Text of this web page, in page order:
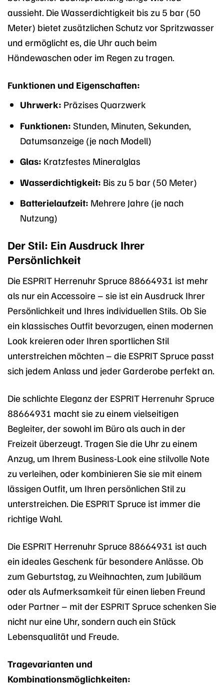
aussieht. Die Wasserdichtigkeit bis zu 5 bar (50
Meter) bietet zusätzlichen Schutz vor Spritzwasser
und ermöglicht es, die Uhr auch beim
Händewaschen oder im Regen zu tragen.
Funktionen und Eigenschaften:
Uhrwerk: Präzises Quarzwerk
Funktionen: Stunden, Minuten, Sekunden,
Datumsanzeige (je nach Modell)
Glas: Kratzfestes Mineralglas
Wasserdichtigkeit: Bis zu 5 bar (50 Meter)
Batterielaufzeit: Mehrere Jahre (je nach
Nutzung)
Der Stil: Ein Ausdruck Ihrer
Persönlichkeit
Die ESPRIT Herrenuhr Spruce 88664931 ist mehr
als nur ein Accessoire – sie ist ein Ausdruck Ihrer
Persönlichkeit und Ihres individuellen Stils. Ob Sie
ein klassisches Outfit bevorzugen, einen modernen
Look kreieren oder Ihren sportlichen Stil
unterstreichen möchten – die ESPRIT Spruce passt
sich jedem Anlass und jeder Garderobe perfekt an.
Die schlichte Eleganz der ESPRIT Herrenuhr Spruce
88664931 macht sie zu einem vielseitigen
Begleiter, der sowohl im Büro als auch in der
Freizeit überzeugt. Tragen Sie die Uhr zu einem
Anzug, um Ihrem Business-Look eine stilvolle Note
zu verleihen, oder kombinieren Sie sie mit einem
lässigen Outfit, um Ihren persönlichen Stil zu
unterstreichen. Die ESPRIT Spruce ist immer die
richtige Wahl.
Die ESPRIT Herrenuhr Spruce 88664931 ist auch
ein ideales Geschenk für besondere Anlässe. Ob
zum Geburtstag, zu Weihnachten, zum Jubiläum
oder als Aufmerksamkeit für einen lieben Freund
oder Partner – mit der ESPRIT Spruce schenken Sie
nicht nur eine Uhr, sondern auch ein Stück
Lebensqualität und Freude.
Tragevarianten und
Kombinationsmöglichkeiten: